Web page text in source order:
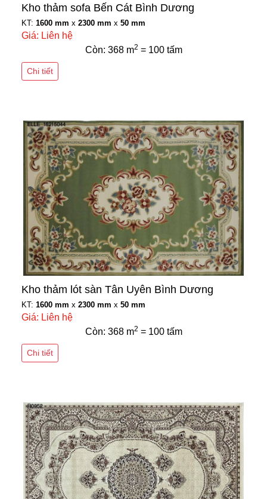
Kho thảm sofa Bến Cát Bình Dương
KT: 1600 mm x 2300 mm x 50 mm
Giá: Liên hệ
Còn: 368 m2 = 100 tấm
Chi tiết
Kho thảm lót sàn Tân Uyên Bình Dương
KT: 1600 mm x 2300 mm x 50 mm
Giá: Liên hệ
Còn: 368 m2 = 100 tấm
Chi tiết